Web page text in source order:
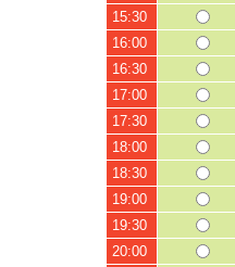
15:30
16:00
16:30
17:00
17:30
18:00
18:30
19:00
19:30
20:00